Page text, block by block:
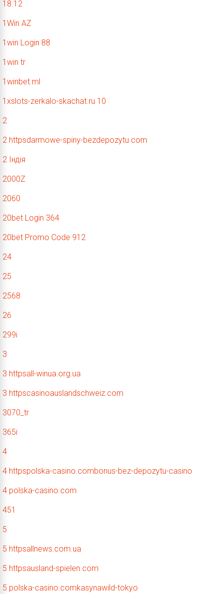
18.12
1Win AZ
1win Login 88
1win tr
1winbet.ml
1xslots-zerkalo-skachat.ru 10
2
2 httpsdarmowe-spiny-bezdepozytu.com
2 Індія
2000Z
2060
20bet Login 364
20bet Promo Code 912
24
25
2568
26
299i
3
3 httpsall-winua.org.ua
3 httpscasinoauslandschweiz.com
3070_tr
365i
4
4 httpspolska-casino.combonus-bez-depozytu-casino
4 polska-casino.com
451
5
5 httpsallnews.com.ua
5 httpsausland-spielen.com
5 polska-casino.comkasynawild-tokyo